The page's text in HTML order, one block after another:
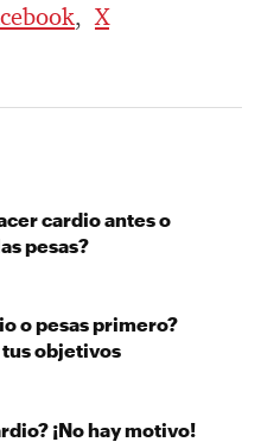
,X
cardio antes o
pesas?
o pesas primero?
objetivos
¡No hay motivo!